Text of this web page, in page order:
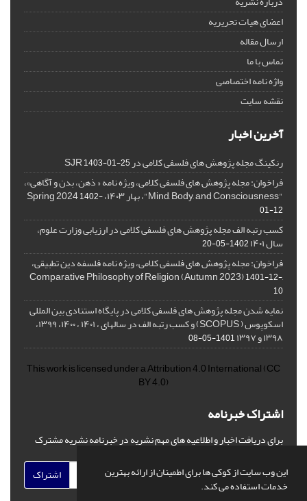
این وب سایت از کوکی ها برای اطمینان از ارائه بهترین
خدمات استفاده می کند.
اعضای هیات تحریریه
ارسال مقاله
تماس با ما
واژه نامه اختصاصی
نقشه سایت
آخرین اخبار
رنکینگ مجله پژوهش های فلسفی کلامی در SJR1403-01-25
فراخوان: مجله پژوهش های فلسفی کلامی، ویژه نامه « ذهن، بدن و آگاهی»،
"Mind, Body, and Consciousness"، بهار ۱۴۰۳، Spring 2024
1402-
01-12
کسب رتبه الف مجله پژوهش های فلسفی کلامی در ارزیابی وزارت علوم،
سال ۱۴۰۱ 1402-05-20
فراخوان: مجله پژوهش های فلسفی کلامی، ویژه نامه فلسفه دین تطبیقی،
,Comparative Philosophy of Religion (Autumn 2023)
1401-12-
10
نمایه شدن مجله پژوهش های فلسفی کلامی در پایگاه استنادی بین المللی
اسکوپوس ( SCOPUS) و کسب رتبه الف در سالهای ، ۱۴۰۱ ، ۱۴۰۰، ۱۳۹۹،
۱۳۹۸ و ۱۳۹۷ 1401-05-08
This work is licensed under aAttribution 4.0 International(CC
BY 4.0)
اشتراک خبرنامه
برای دریافت اخبار و اطلاعیه های مهم نشریه در خبرنامه نشریه مشترک
اشتراک